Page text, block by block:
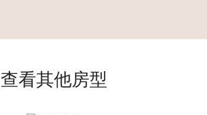
查看其他房型